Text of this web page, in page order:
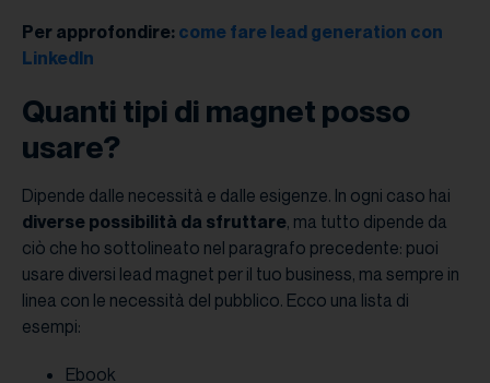
Per approfondire: come fare lead generation con
LinkedIn
Quanti tipi di magnet posso
usare?
Dipende dalle necessità e dalle esigenze. In ogni caso hai
diverse possibilità da sfruttare, ma tutto dipende da
ciò che ho sottolineato nel paragrafo precedente: puoi
usare diversi lead magnet per il tuo business, ma sempre in
linea con le necessità del pubblico. Ecco una lista di
esempi:
Ebook